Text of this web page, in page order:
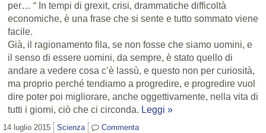
per… “ In tempi di grexit, crisi, drammatiche difficoltà
economiche, è una frase che si sente e tutto sommato viene
facile.
Già, il ragionamento fila, se non fosse che siamo uomini, e
il senso di essere uomini, da sempre, è stato quello di
andare a vedere cosa c’è lassù, e questo non per curiosità,
ma proprio perché tendiamo a progredire, e progredire vuol
dire poter poi migliorare, anche oggettivamente, nella vita di
tutti i giorni, ciò che ci circonda. Leggi »
14 luglio 2015 Scienza Commenta